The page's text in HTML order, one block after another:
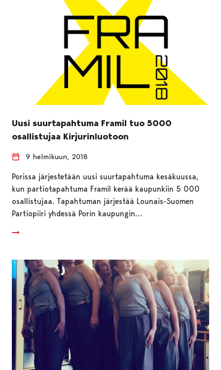
Uusi suurtapahtuma Framil tuo 5000
osallistujaa Kirjurinluotoon
9 helmikuun, 2018
Porissa järjestetään uusi suurtapahtuma kesäkuussa,
kun partiotapahtuma Framil kerää kaupunkiin 5 000
osallistujaa. Tapahtuman järjestää Lounais-Suomen
Partiopiiri yhdessä Porin kaupungin…